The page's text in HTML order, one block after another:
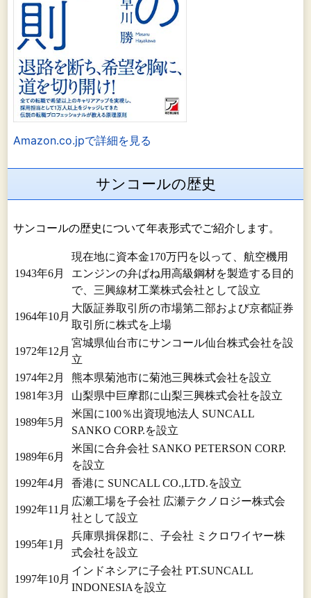
Amazon.co.jpで詳細を見る
サンコールの歴史
サンコールの歴史について年表形式でご紹介します。
1943年6月
現在地に資本金170万円を以って、航空機用
エンジンの弁ばね用高級鋼材を製造する目的
で、三興線材工業株式会社として設立
1964年10月
大阪証券取引所の市場第二部および京都証券
取引所に株式を上場
1972年12月
宮城県仙台市にサンコール仙台株式会社を設
立
1974年2月
熊本県菊池市に菊池三興株式会社を設立
1981年3月
山梨県中巨摩郡に山梨三興株式会社を設立
1989年5月
米国に100％出資現地法人 SUNCALL
SANKO CORP.を設立
1989年6月
米国に合弁会社 SANKO PETERSON CORP.
を設立
1992年4月
香港に SUNCALL CO.,LTD.を設立
1992年11月
広瀬工場を子会社 広瀬テクノロジー株式会
社として設立
1995年1月
兵庫県揖保郡に、子会社 ミクロワイヤー株
式会社を設立
1997年10月
インドネシアに子会社 PT.SUNCALL
INDONESIAを設立